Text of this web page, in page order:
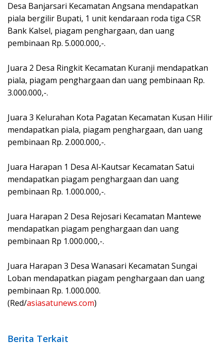
Desa Banjarsari Kecamatan Angsana mendapatkan
piala bergilir Bupati, 1 unit kendaraan roda tiga CSR
Bank Kalsel, piagam penghargaan, dan uang
pembinaan Rp. 5.000.000,-.
Juara 2 Desa Ringkit Kecamatan Kuranji mendapatkan
piala, piagam penghargaan dan uang pembinaan Rp.
3.000.000,-.
Juara 3 Kelurahan Kota Pagatan Kecamatan Kusan Hilir
mendapatkan piala, piagam penghargaan, dan uang
pembinaan Rp. 2.000.000,-.
Juara Harapan 1 Desa Al-Kautsar Kecamatan Satui
mendapatkan piagam penghargaan dan uang
pembinaan Rp. 1.000.000,-.
Juara Harapan 2 Desa Rejosari Kecamatan Mantewe
mendapatkan piagam penghargaan dan uang
pembinaan Rp 1.000.000,-.
Juara Harapan 3 Desa Wanasari Kecamatan Sungai
Loban mendapatkan piagam penghargaan dan uang
pembinaan Rp. 1.000.000.
(Red/asiasatunews.com)
Berita Terkait